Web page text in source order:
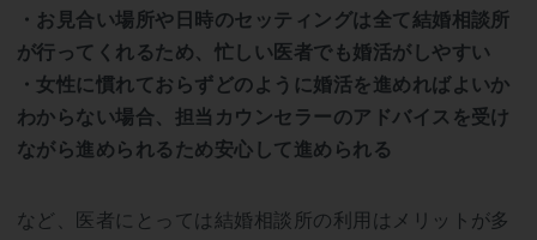
・お見合い場所や日時のセッティングは全て結婚相談所
が行ってくれるため、忙しい医者でも婚活がしやすい
・女性に慣れておらずどのように婚活を進めればよいか
わからない場合、担当カウンセラーのアドバイスを受け
ながら進められるため安心して進められる
など、医者にとっては結婚相談所の利用はメリットが多